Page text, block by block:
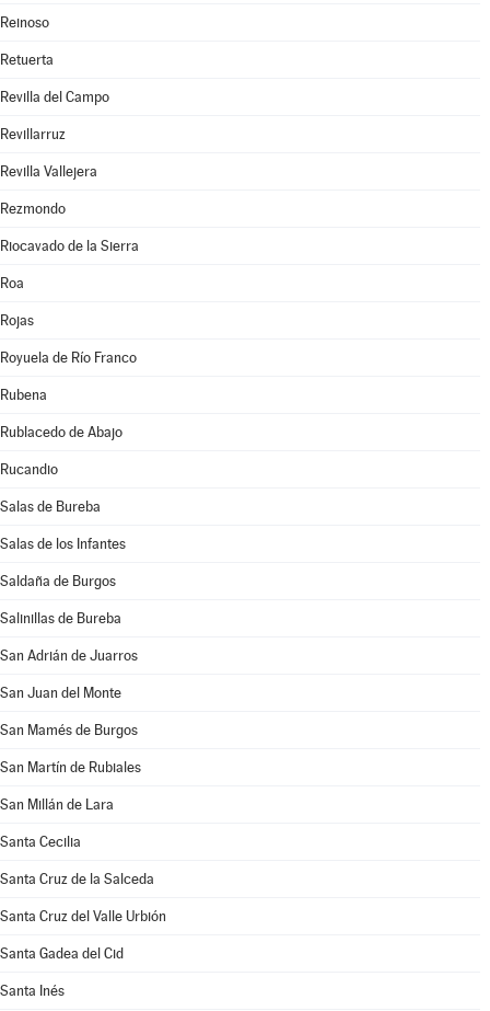
Reinoso
Retuerta
Revilla del Campo
Revillarruz
Revilla Vallejera
Rezmondo
Riocavado de la Sierra
Roa
Rojas
Royuela de Río Franco
Rubena
Rublacedo de Abajo
Rucandio
Salas de Bureba
Salas de los Infantes
Saldaña de Burgos
Salinillas de Bureba
San Adrián de Juarros
San Juan del Monte
San Mamés de Burgos
San Martín de Rubiales
San Millán de Lara
Santa Cecilia
Santa Cruz de la Salceda
Santa Cruz del Valle Urbión
Santa Gadea del Cid
Santa Inés